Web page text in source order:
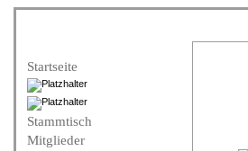
Startseite
Stammtisch
Mitglieder